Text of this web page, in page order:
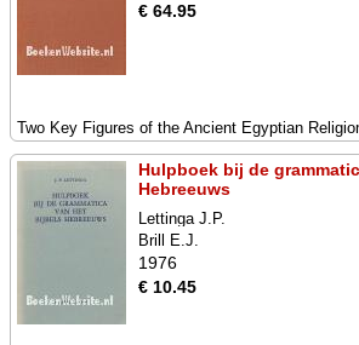
€ 64.95
Two Key Figures of the Ancient Egyptian
Hulpboek bij de
Hebreeuws
Lettinga J.P.
Brill E.J.
1976
€ 10.45